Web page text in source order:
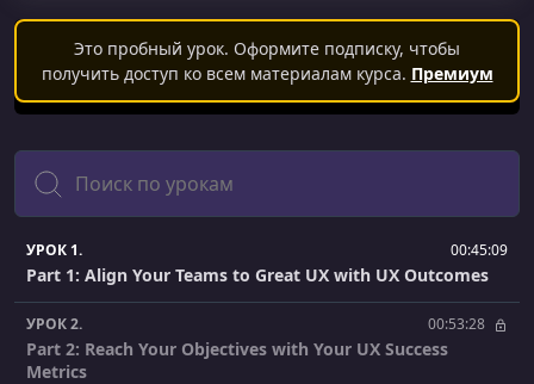
Это пробный урок. Оформите подписку, чтобы
получить доступ ко всем материалам курса. Премиум
Поиск
УРОК 1. 00:45:09
Part 1: Align Your Teams to Great UX with UX Outcomes
УРОК 2. 00:53:28
Part 2: Reach Your Objectives with Your UX Success
Metrics